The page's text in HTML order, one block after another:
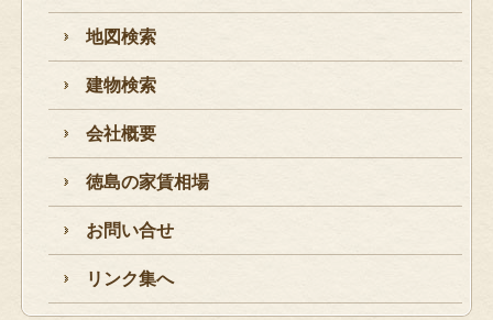
地図検索
建物検索
会社概要
徳島の家賃相場
お問い合せ
リンク集へ